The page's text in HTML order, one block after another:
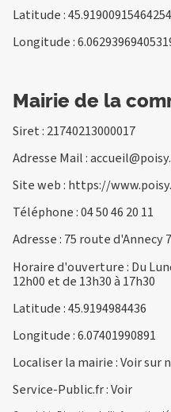
Latitude : 45.91900915464254
Longitude :
Mairie de la
Siret : 21740213000017
Adresse Mail :
Site web : https://
Téléphone :04 50 46 20 11
Adresse : 75 route d'Annecy
Horaire d'ouverture : Du
12h00 et de 13h30 à 17h30
Latitude : 45.9194984436
Longitude : 6.07401990891
Localiser la mairie :Voir sur
Service-Public.fr :Voir